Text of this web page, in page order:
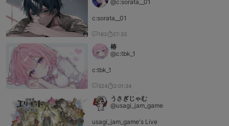
@c:sorata__01
c:sorata__01
162 27:33
椿
@c:tbk_1
c:tbk_1
324 2:01:34
うさぎじゃむ
@usagi_jam_game
usagi_jam_game's Live